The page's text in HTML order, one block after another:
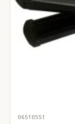
06510551